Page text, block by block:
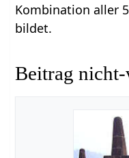
Kombination aller
bildet.
Beitrag nicht-